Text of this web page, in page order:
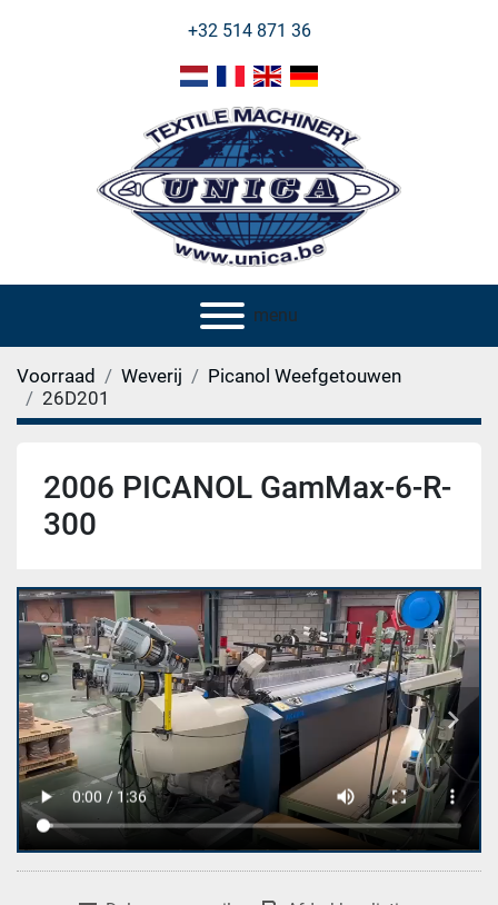
+32 514 871 36
menu
Voorraad Weverij
Picanol Weefgetouwen
26D201
2006 PICANOL GamMax-6-R-
300